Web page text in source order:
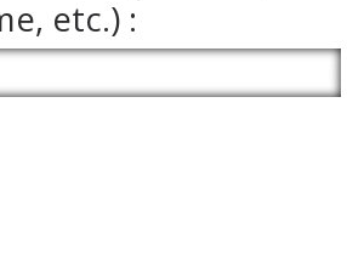
etc.) :